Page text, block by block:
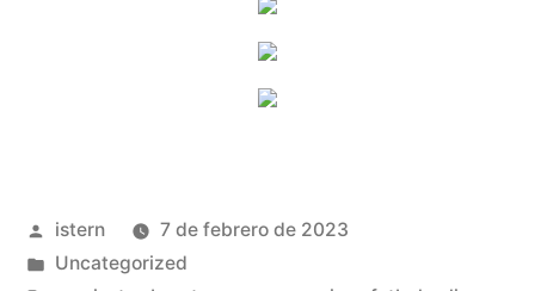
Publicado
por
istern
7 de febrero de 2023
Publicado
Uncategorized